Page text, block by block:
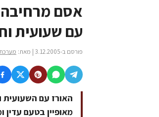
אסם
עם שעועית
פורסם ב-3.12.2005 | מאת:
האורז עם השעועית
מאופיין בטעם עדין